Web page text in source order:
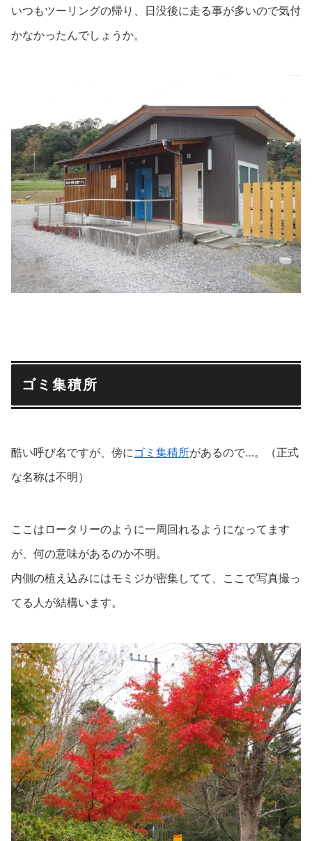
いつもツーリングの帰り、日没後に走る事が多いので気付
かなかったんでしょうか。
ゴミ集積所
酷い呼び名ですが、傍にゴミ集積所があるので…。（正式
な名称は不明）
ここはロータリーのように一周回れるようになってます
が、何の意味があるのか不明。
内側の植え込みにはモミジが密集してて、ここで写真撮っ
てる人が結構います。